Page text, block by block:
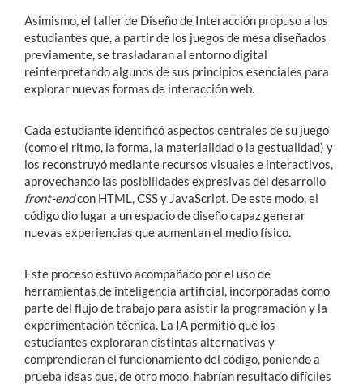
Asimismo, el taller de Diseño de Interacción propuso a los
estudiantes que, a partir de los juegos de mesa diseñados
previamente, se trasladaran al entorno digital
reinterpretando algunos de sus principios esenciales para
explorar nuevas formas de interacción web.
Cada estudiante identificó aspectos centrales de su juego
(como el ritmo, la forma, la materialidad o la gestualidad) y
los reconstruyó mediante recursos visuales e interactivos,
aprovechando las posibilidades expresivas del desarrollo
front-endcon HTML, CSS y JavaScript. De este modo, el
código dio lugar a un espacio de diseño capaz generar
nuevas experiencias que aumentan el medio físico.
Este proceso estuvo acompañado por el uso de
herramientas de inteligencia artificial, incorporadas como
parte del flujo de trabajo para asistir la programación y la
experimentación técnica. La IA permitió que los
estudiantes exploraran distintas alternativas y
comprendieran el funcionamiento del código, poniendo a
prueba ideas que, de otro modo, habrían resultado difíciles